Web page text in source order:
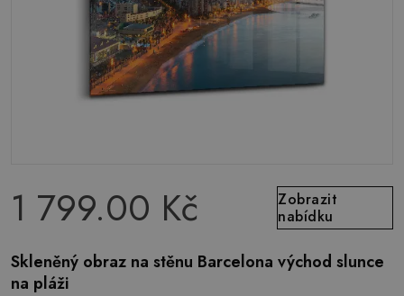
1 799.00 Kč
Zobrazit
nabídku
Skleněný obraz na stěnu Barcelona východ slunce
na pláži